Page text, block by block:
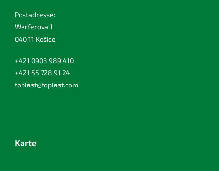
Postadresse:
Werferova 1
040 11 Košice
+421 0908 989 410
+421 55 728 91 24
toplast@toplast.com
Karte